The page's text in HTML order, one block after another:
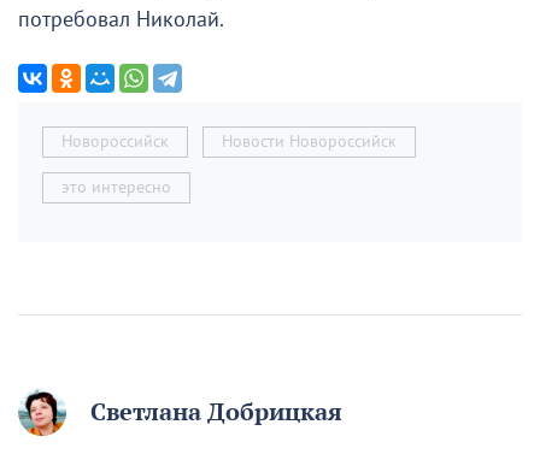
потребовал Николай.
Новороссийск Новости Новороссийск
это интересно
Светлана Добрицкая